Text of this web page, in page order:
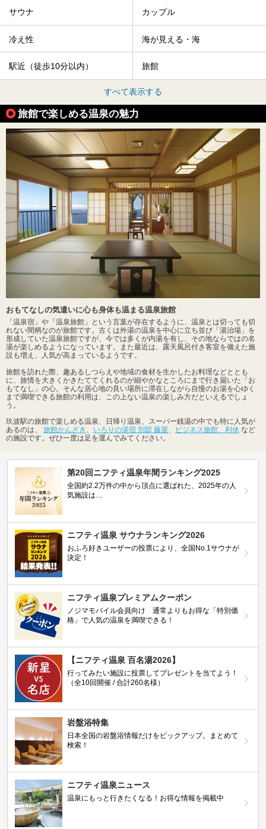
サウナ カップル
冷え性 海が見える・海
駅近（徒歩10分以内） 旅館
すべて表示する
旅館で楽しめる温泉の魅力
おもてなしの気遣いに心も身体も温まる温泉旅館
「温泉宿」や「温泉旅館」という言葉が存在するように、温泉とは切っても切
れない間柄なのが旅館です。古くは外湯の温泉を中心に立ち並び「湯治場」を
形成していた温泉旅館ですが、今では多くが内湯を有し、その地ならではの名
湯が楽しめるようになっています。また最近は、露天風呂付き客室を備えた施
設も増え、人気が高まっているようです。
旅館を訪れた際、趣あるしつらえや地域の食材を生かしたお料理などととも
に、旅情を大きくかきたててくれるのが細やかなところにまで行き届いた「お
もてなし」の心。そんな居心地の良い場所に滞在しながら自慢のお湯を心ゆく
まで満喫できる旅館の利用は、この上ない温泉の楽しみ方だといえるでしょ
う。
玖波駅の旅館で楽しめる温泉、日帰り温泉、スーパー銭湯の中でも特に人気が
あるのは、 旅館かんざき いろりの湯宿 別邸 藤屋 ビジネス旅館 利休 など
の施設です。ぜひ一度は足を運んでみてください。
第20回ニフティ温泉年間ランキング2025
全国約2.2万件の中から頂点に選ばれた、2025年の人
気施設は…
ニフティ温泉 サウナランキング2026
おふろ好きユーザーの投票により、全国No.1サウナが
決定！
ニフティ温泉プレミアムクーポン
ノジマモバイル会員向け 通常よりもお得な「特別価
格」で人気の温泉を満喫できる！
【ニフティ温泉 百名湯2026】
行ってみたい施設に投票してプレゼントを当てよう！
（全10回開催 / 合計260名様）
岩盤浴特集
日本全国の岩盤浴情報だけをピックアップ。まとめて
検索！
ニフティ温泉ニュース
温泉にもっと行きたくなる！お得な情報を掲載中